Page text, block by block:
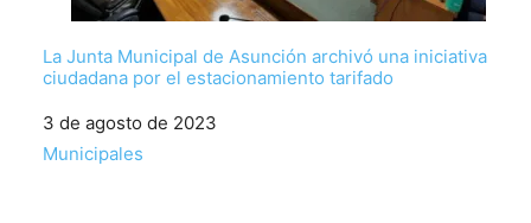
La Junta Municipal de Asunción archivó una iniciativa
ciudadana por el estacionamiento tarifado
Fecha
3 de agosto de 2023
Respecto a
Municipales